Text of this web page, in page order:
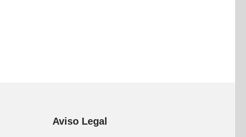
Aviso Legal